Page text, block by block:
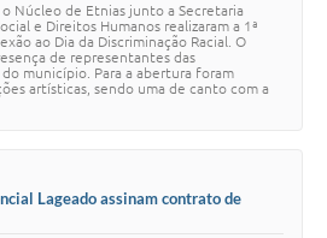
Núcleo de Etnias junto a Secretaria
e Direitos Humanos realizaram a 1ª
ao Dia da Discriminação Racial. O
de representantes das
município. Para a abertura foram
artísticas, sendo uma de canto com a
Lageado assinam contrato de